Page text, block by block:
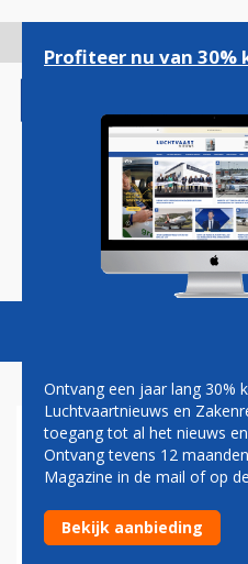
gaan
Magazine
TUIFLY EN
OVER NIEUWE
Profiteer nu van 30%
Ontvang een jaar lang 30%
Luchtvaartnieuws en
toegang tot al het nieuws
Ontvang tevens 12
Magazine in de mail of op
Bekijk aanbieding